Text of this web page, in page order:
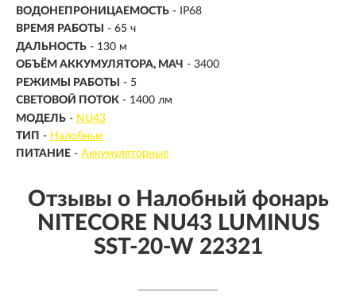
ВОДОНЕПРОНИЦАЕМОСТЬ - IP68
ВРЕМЯ РАБОТЫ
- 65 ч
ДАЛЬНОСТЬ - 130 м
ОБЪЁМ АККУМУЛЯТОРА, МАЧ - 3400
РЕЖИМЫ РАБОТЫ
- 5
СВЕТОВОЙ ПОТОК - 1400 лм
МОДЕЛЬ - NU43
ТИП - Налобные
ПИТАНИЕ - Аккумуляторные
Отзывы о Налобный фонарь
NITECORE NU43 LUMINUS
SST-20-W 22321